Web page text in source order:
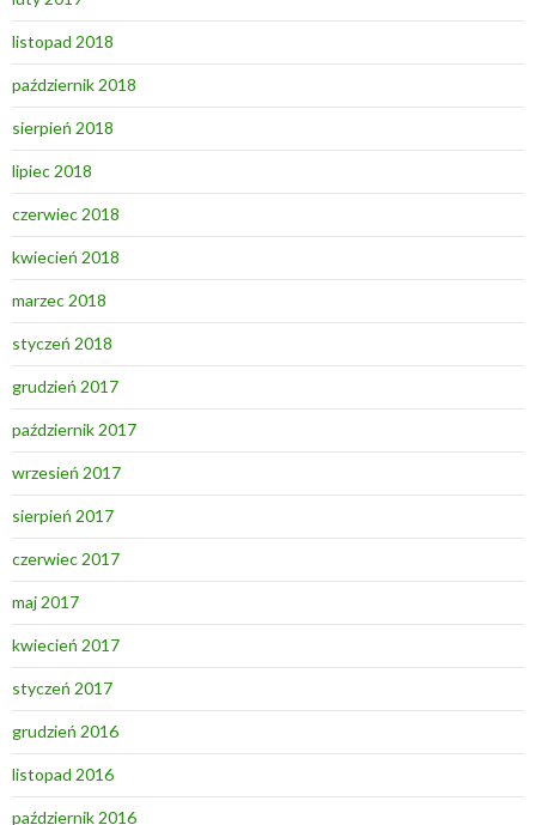
listopad 2018
październik 2018
sierpień 2018
lipiec 2018
czerwiec 2018
kwiecień 2018
marzec 2018
styczeń 2018
grudzień 2017
październik 2017
wrzesień 2017
sierpień 2017
czerwiec 2017
maj 2017
kwiecień 2017
styczeń 2017
grudzień 2016
listopad 2016
październik 2016